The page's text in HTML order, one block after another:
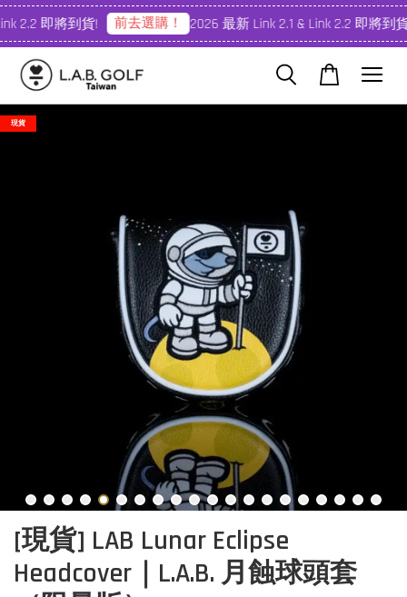
2.2 即將到貨! 前去選購！ 2026 最新 Link 2.1 & Link 2.2 即將到貨!
現貨
[現貨] LAB Lunar Eclipse
Headcover｜L.A.B. 月蝕球頭套